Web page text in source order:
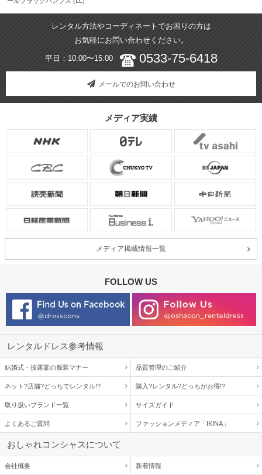
レンタル方法やコーディネートでお困りの方は
お気軽にお問い合わせください。
平日：10:00〜15:00 0533-75-6418
メールでのお問い合わせ
メディア実績
メディア掲載情報一覧
FOLLOW US
レンタルドレス参考情報
結婚式・披露宴の服装マナー 品質管理のご紹介
ネット?店舗?どっちでレンタル!? 購入?レンタル?どっちがお得!?
取り扱いブランド一覧 サイズガイド
よくあるご質問 ファッションメディア「IKINA」
おしゃれコンシャスについて
会社概要 新着情報